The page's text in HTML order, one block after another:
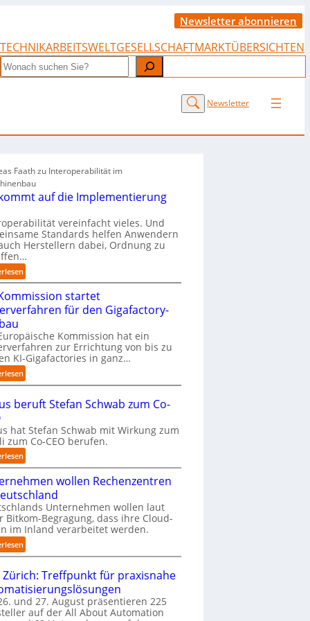
Newsletter abonnieren
TECHNIKARBEITSWELTGESELLSCHAFTMARKTÜBERSICHTEN
Search
Newsletter
Faath zu Interoperabilität im
auf die Implementierung
vereinfacht vieles. Und
Standards helfen Anwendern
Herstellern dabei, Ordnung zu
:
„
E
s
k
m
m
t
a
u
f
d
e
I
m
p
l
e
m
e
n
t
i
r
u
n
g
startet
für den Gigafactory-
Kommission hat ein
zur Errichtung von bis zu
KI-Gigafactories in ganz…
:
E
-
o
m
m
i
s
i
o
n
s
t
r
t
e
t
beruft Stefan Schwab zum Co-
hat Stefan Schwab mit Wirkung zum
zum Co-CEO berufen.
:
C
y
b
u
s
b
e
r
f
t
S
t
wollen Rechenzentren
Unternehmen wollen laut
Bitkom-Begragung, dass ihre Cloud-
im Inland verarbeitet werden.
:
U
t
e
r
n
Zürich: Treffpunkt für praxisnahe
und 27. August präsentieren 225
auf der All About Automation